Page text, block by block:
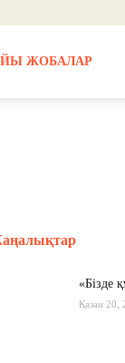
ЖОБАЛАР
«Бізде
Қазан 20,